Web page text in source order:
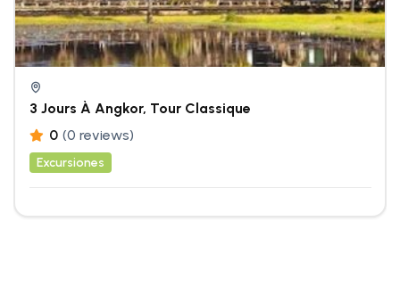
3 Jours À Angkor, Tour Classique
0 (0 reviews)
Excursiones